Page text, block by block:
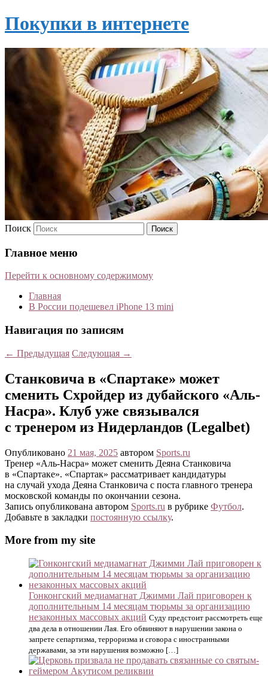
Покупки в интернете
Поиск
Главное меню
Перейти к основному содержимому
Главная
В России подешевел iPhone 13 mini
Навигация по записям
← Предыдущая Следующая →
Станковича в «Спартаке» может
сменить Схройдер из дубайского «Аль-
Насра». Клуб уже связывался
с тренером из Нидерландов (Legalbet)
Опубликовано 21 мая, 2025 автором Sports.ru
Тренер «Аль-Насра» может сменить Деяна Станковича
в «Спартаке». «Спартак» рассматривает кандидатуры
на случай ухода Деяна Станковича с поста главного тренера
московской команды по окончании сезона.
Запись опубликована автором Sports.ru в рубрике Футбол.
Добавьте в закладки постоянную ссылку.
More from my site
Гонконгский медиамагнат Джимми Лай приговорен к
дополнительным 14 месяцам тюрьмы за организацию
незаконных массовых акций Суду предстоит рассмотреть еще
два дела в отношении Лая. Его обвиняют в нарушении закона о
запрете сепартизма, терроризма и сговора с иностранными
державами, за эти нарушения возможно […]